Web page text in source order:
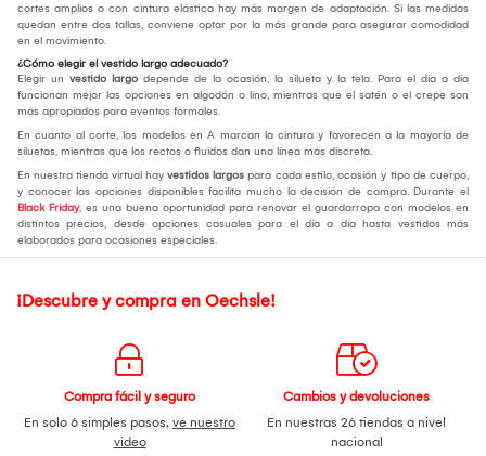
cortes amplios o con cintura elástica hay más margen de adaptación. Si las medidas
quedan entre dos tallas, conviene optar por la más grande para asegurar comodidad
en el movimiento.
¿Cómo elegir el vestido largo adecuado?
Elegir un vestido largo depende de la ocasión, la silueta y la tela. Para el día a día
funcionan mejor las opciones en algodón o lino, mientras que el satén o el crepe son
más apropiados para eventos formales.
En cuanto al corte, los modelos en A marcan la cintura y favorecen a la mayoría de
siluetas, mientras que los rectos o fluidos dan una línea más discreta.
En nuestra tienda virtual hay vestidos largos para cada estilo, ocasión y tipo de cuerpo,
y conocer las opciones disponibles facilita mucho la decisión de compra. Durante el
Black Friday, es una buena oportunidad para renovar el guardarropa con modelos en
distintos precios, desde opciones casuales para el día a día hasta vestidos más
elaborados para ocasiones especiales.
¡Descubre y compra en Oechsle!
Compra fácil y seguro
En solo 6 simples pasos, ve nuestro
video
Cambios y devoluciones
En nuestras 26 tiendas a nivel
nacional